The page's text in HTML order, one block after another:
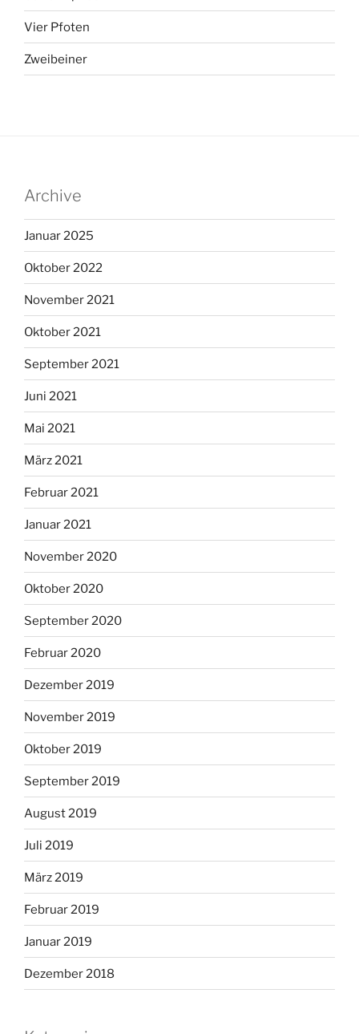
Vier Pfoten
Zweibeiner
Archive
Januar 2025
Oktober 2022
November 2021
Oktober 2021
September 2021
Juni 2021
Mai 2021
März 2021
Februar 2021
Januar 2021
November 2020
Oktober 2020
September 2020
Februar 2020
Dezember 2019
November 2019
Oktober 2019
September 2019
August 2019
Juli 2019
März 2019
Februar 2019
Januar 2019
Dezember 2018